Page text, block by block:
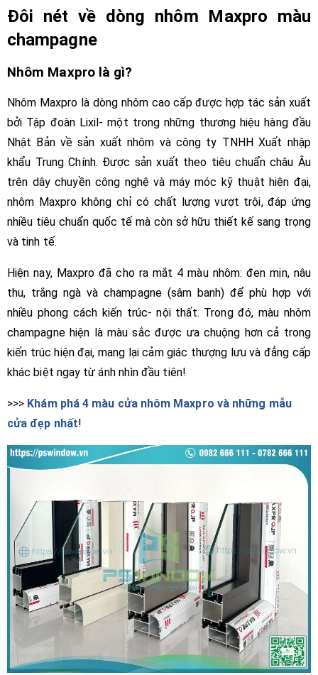
Đôi nét về dòng nhôm Maxpro màu
champagne
Nhôm Maxpro là gì?
Nhôm Maxpro là dòng nhôm cao cấp được hợp tác sản xuất
bởi Tập đoàn Lixil- một trong những thương hiệu hàng đầu
Nhật Bản về sản xuất nhôm và công ty TNHH Xuất nhập
khẩu Trung Chính. Được sản xuất theo tiêu chuẩn châu Âu
trên dây chuyền công nghệ và máy móc kỹ thuật hiện đại,
nhôm Maxpro không chỉ có chất lượng vượt trội, đáp ứng
nhiều tiêu chuẩn quốc tế mà còn sở hữu thiết kế sang trọng
và tinh tế.
Hiện nay, Maxpro đã cho ra mắt 4 màu nhôm: đen mịn, nâu
thu, trắng ngà và champagne (sâm banh) để phù hợp với
nhiều phong cách kiến trúc- nội thất. Trong đó, màu nhôm
champagne hiện là màu sắc được ưa chuộng hơn cả trong
kiến trúc hiện đại, mang lại cảm giác thượng lưu và đẳng cấp
khác biệt ngay từ ánh nhìn đầu tiên!
>>> Khám phá 4 màu cửa nhôm Maxpro và những mẫu
cửa đẹp nhất!